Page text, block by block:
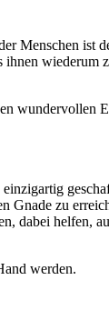
Menschen ist
wiederum
wundervollen
Gnade zu
dabei helfen,
werden.